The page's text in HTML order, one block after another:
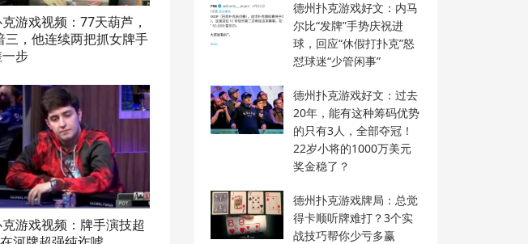
游戏视频：77天葫芦，
三，他连续两把抓女牌手
步
游戏视频：牌手演技超
德州扑克游戏好文：内马
尔比“发牌”手势庆祝进
球，回应“休假打扑克”怒
怼球迷“少管闲事”
德州扑克游戏好文：过去
20年，能有这种筹码优势
的只有3人，全部夺冠！
22岁小将的1000万美元
奖金稳了？
德州扑克游戏牌局：总觉
得卡顺听牌难打？3个实
战技巧帮你少亏多赢